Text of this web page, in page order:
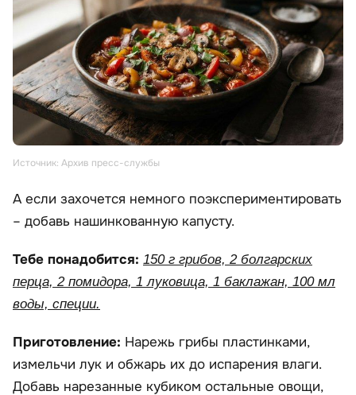
Источник: Архив пресс-службы
А если захочется немного поэкспериментировать
– добавь нашинкованную капусту.
Тебе понадобится: 150 г грибов, 2 болгарских
перца, 2 помидора, 1 луковица, 1 баклажан, 100 мл
воды, специи.
Приготовление: Нарежь грибы пластинками,
измельчи лук и обжарь их до испарения влаги.
Добавь нарезанные кубиком остальные овощи,